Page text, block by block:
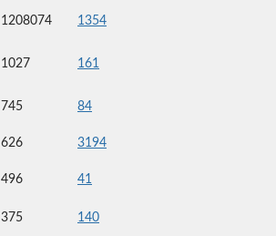
1208074 1354
1027 161
745 84
626 3194
496 41
375 140